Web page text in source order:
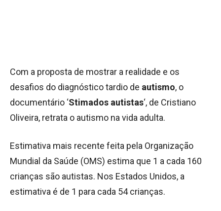
Com a proposta de mostrar a realidade e os
desafios do diagnóstico tardio de autismo, o
documentário ‘Stimados autistas‘, de Cristiano
Oliveira, retrata o autismo na vida adulta.
Estimativa mais recente feita pela Organização
Mundial da Saúde (OMS) estima que 1 a cada 160
crianças são autistas. Nos Estados Unidos, a
estimativa é de 1 para cada 54 crianças.